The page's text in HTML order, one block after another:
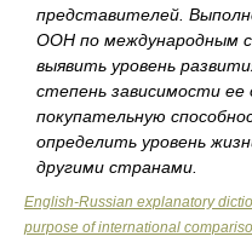
представителей.
ООН по международным
выявить уровень
степень зависимости ее
покупательную
определить уровень
другими странами.
English-Russian explanatory
purpose of international